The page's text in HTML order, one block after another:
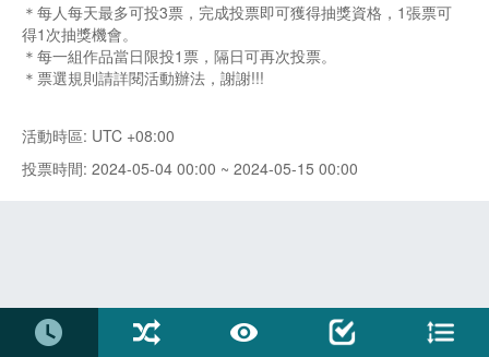
＊每人每天最多可投3票，完成投票即可獲得抽獎資格，1張票可
得1次抽獎機會。
＊每一組作品當日限投1票，隔日可再次投票。
＊票選規則請詳閱活動辦法，謝謝!!!
活動時區: UTC +08:00
投票時間: 2024-05-04 00:00 ~ 2024-05-15 00:00